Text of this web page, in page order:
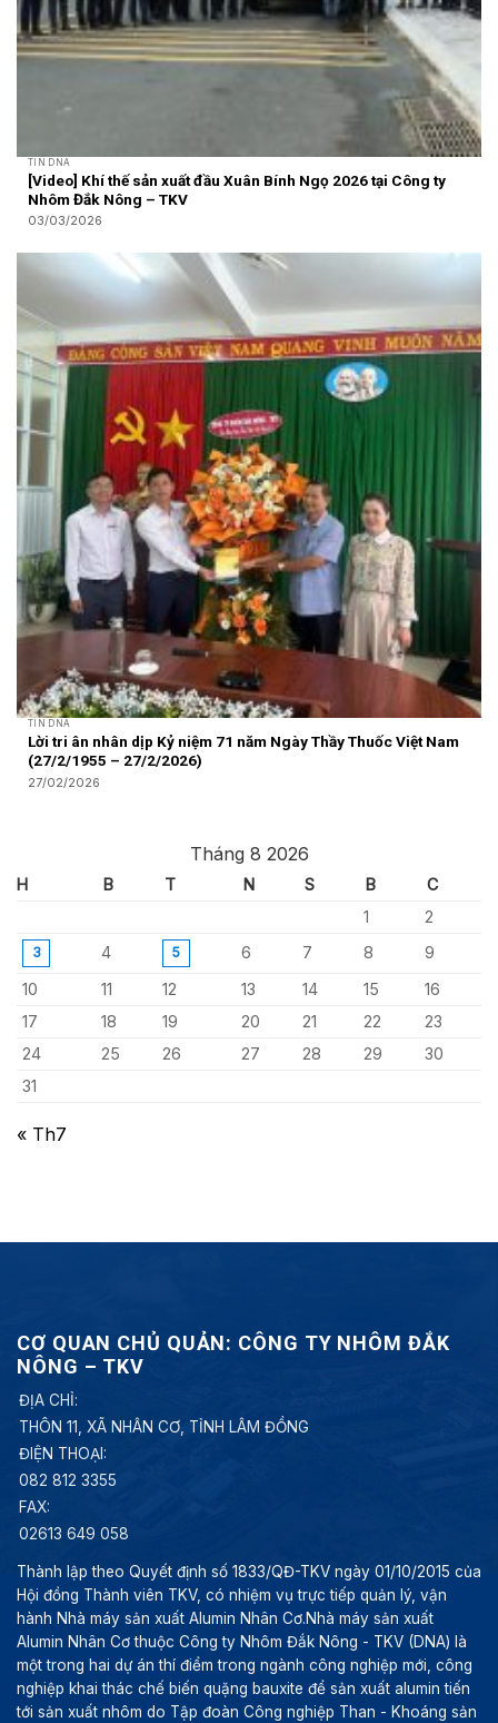
TIN DNA
[Video] Khí thế sản xuất đầu Xuân Bính Ngọ 2026 tại Công ty
Nhôm Đắk Nông – TKV
03/03/2026
TIN DNA
Lời tri ân nhân dịp Kỷ niệm 71 năm Ngày Thầy Thuốc Việt Nam
(27/2/1955 – 27/2/2026)
27/02/2026
Tháng 8 2026
H B T N S B
C
1
2
3 4 5 6 7 8
9
10
11 12 13 14 15
16
17
18 19 20 21 22
23
24
25 26 27 28 29
30
31
« Th7
CƠ QUAN CHỦ QUẢN: CÔNG TY NHÔM ĐẮK
NÔNG – TKV
ĐỊA CHỈ:
THÔN 11, XÃ NHÂN CƠ, TỈNH LÂM ĐỒNG
ĐIỆN THOẠI:
082 812 3355
FAX:
02613 649 058
Thành lập theo Quyết định số 1833/QĐ-TKV ngày 01/10/2015 của
Hội đồng Thành viên TKV, có nhiệm vụ trực tiếp quản lý, vận
hành Nhà máy sản xuất Alumin Nhân Cơ.Nhà máy sản xuất
Alumin Nhân Cơ thuộc Công ty Nhôm Đắk Nông - TKV (DNA) là
một trong hai dự án thí điểm trong ngành công nghiệp mới, công
nghiệp khai thác chế biến quặng bauxite để sản xuất alumin tiến
tới sản xuất nhôm do Tập đoàn Công nghiệp Than - Khoáng sản